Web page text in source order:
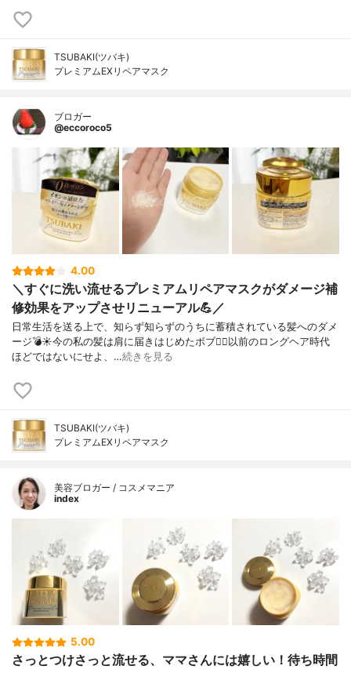
TSUBAKI(ツバキ)
プレミアムEXリペアマスク
ブロガー
@eccoroco5
4.00
＼すぐに洗い流せるプレミアムリペアマスクがダメージ補
修効果をアップさせリニューアル💪／
日常生活を送る上で、知らず知らずのうちに蓄積されている髪へのダメ
ージ💣☀️⁡⁡今の私の髪は肩に届きはじめたボブ🙋‍♀️⁡以前のロングヘア時代
ほどではないにせよ、…続きを見る
TSUBAKI(ツバキ)
プレミアムEXリペアマスク
美容ブロガー / コスメマニア
index
5.00
さっとつけさっと流せる、ママさんには嬉しい！待ち時間